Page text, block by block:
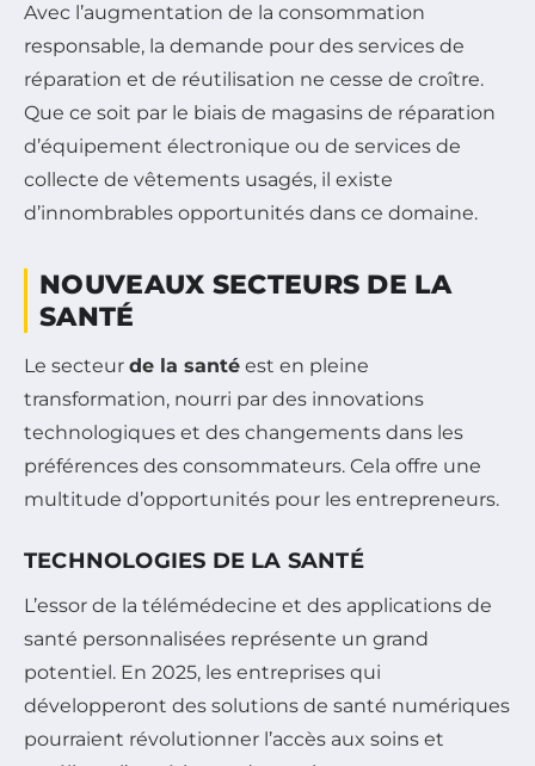
Avec l’augmentation de la consommation
responsable, la demande pour des services de
réparation et de réutilisation ne cesse de croître.
Que ce soit par le biais de magasins de réparation
d’équipement électronique ou de services de
collecte de vêtements usagés, il existe
d’innombrables opportunités dans ce domaine.
NOUVEAUX SECTEURS DE LA
SANTÉ
Le secteur de la santé est en pleine
transformation, nourri par des innovations
technologiques et des changements dans les
préférences des consommateurs. Cela offre une
multitude d’opportunités pour les entrepreneurs.
TECHNOLOGIES DE LA SANTÉ
L’essor de la télémédecine et des applications de
santé personnalisées représente un grand
potentiel. En 2025, les entreprises qui
développeront des solutions de santé numériques
pourraient révolutionner l’accès aux soins et